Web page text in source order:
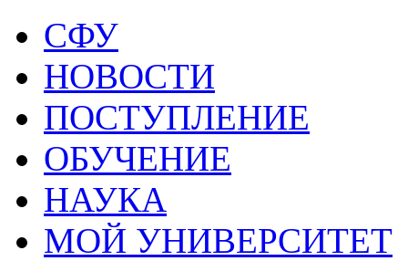
СФУ
НОВОСТИ
ПОСТУПЛЕНИЕ
ОБУЧЕНИЕ
НАУКА
МОЙ УНИВЕРСИТЕТ